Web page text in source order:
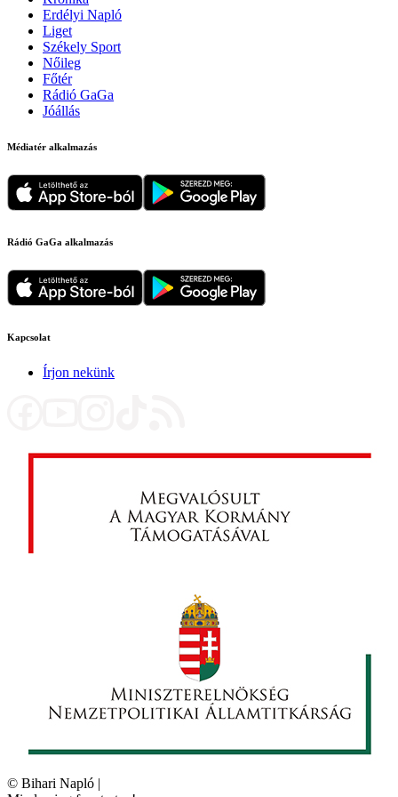
Erdélyi Napló
Liget
Székely Sport
Nőileg
Főtér
Rádió GaGa
Jóállás
Médiatér alkalmazás
Rádió GaGa alkalmazás
Kapcsolat
Írjon nekünk
© Bihari Napló |